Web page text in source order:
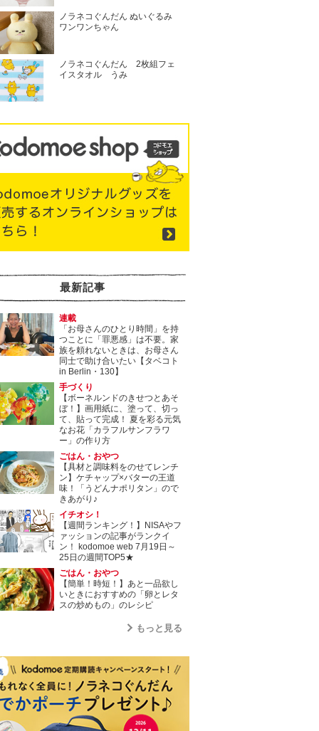
ノラネコぐんだん ぬいぐるみ
ワンワンちゃん
ノラネコぐんだん 2枚組フェ
イスタオル うみ
最新記事
連載
「お母さんのひとり時間」を持
つことに「罪悪感」は不要。家
族を頼れないときは、お母さん
同士で助け合いたい【タベコト
in Berlin・130】
手づくり
【ボーネルンドのきせつとあそ
ぼ！】画用紙に、塗って、切っ
て、貼って完成！ 夏を彩る元気
なお花「カラフルサンフラワ
ー」の作り方
ごはん・おやつ
【具材と調味料をのせてレンチ
ン】ケチャップ×バターの王道
味！「うどんナポリタン」ので
きあがり♪
イチオシ！
【週間ランキング！】NISAやフ
ァッションの記事がランクイ
ン！ kodomoe web 7月19日～
25日の週間TOP5★
ごはん・おやつ
【簡単！時短！】あと一品欲し
いときにおすすめの「卵とレタ
スの炒めもの」のレシピ
もっと見る